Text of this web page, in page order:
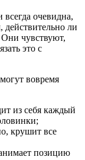
всегда очевидна,
ли
чувствуют,
это с
вовремя
из себя каждый
крушит все
позицию